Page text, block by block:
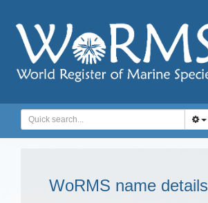
WoRMS name details